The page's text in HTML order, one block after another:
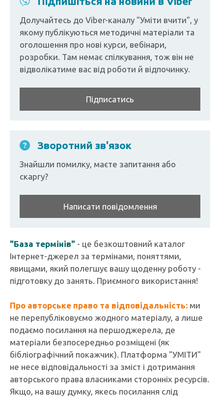
Долучайтесь до Viber-каналу "Уміти вчити", у
якому публікуються методичні матеріали та
оголошення про нові курси, вебінари,
розробки. Там немає спілкування, тож він не
відволікатиме вас від роботи й відпочинку.
Підписатись
Зворотний зв'язок
Знайшли помилку, маєте запитання або
скаргу?
Написати повідомлення
"База термінів" - це безкоштовний каталог
Інтернет-джерел за термінами, поняттями,
явищами, який полегшує вашу щоденну роботу -
підготовку до занять. Приємного використання!
Про авторське право та відповідальність: ми
не перепубліковуємо жодного матеріалу, а лише
подаємо посилання на першоджерела, де
матеріали безпосередньо розміщені (як
бібліографічний покажчик). Платформа "УМІТИ"
не несе відповідальності за зміст і дотримання
авторського права власниками сторонніх ресурсів.
Якщо, на вашу думку, якесь посилання слід